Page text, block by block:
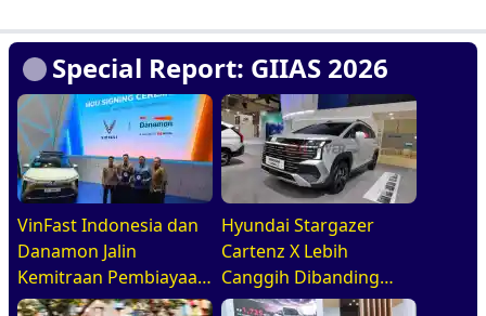
Special Report: GIIAS 2026
VinFast Indonesia dan
Danamon Jalin
Kemitraan Pembiayaan
Dealer
Hyundai Stargazer
Cartenz X Lebih
Canggih Dibanding
Rivalnya Berkat Hal Ini